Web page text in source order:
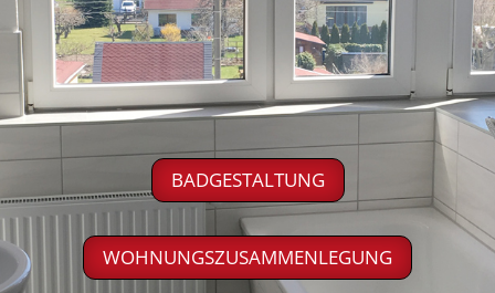
BADGESTALTUNG
WOHNUNGSZUSAMMENLEGUNG